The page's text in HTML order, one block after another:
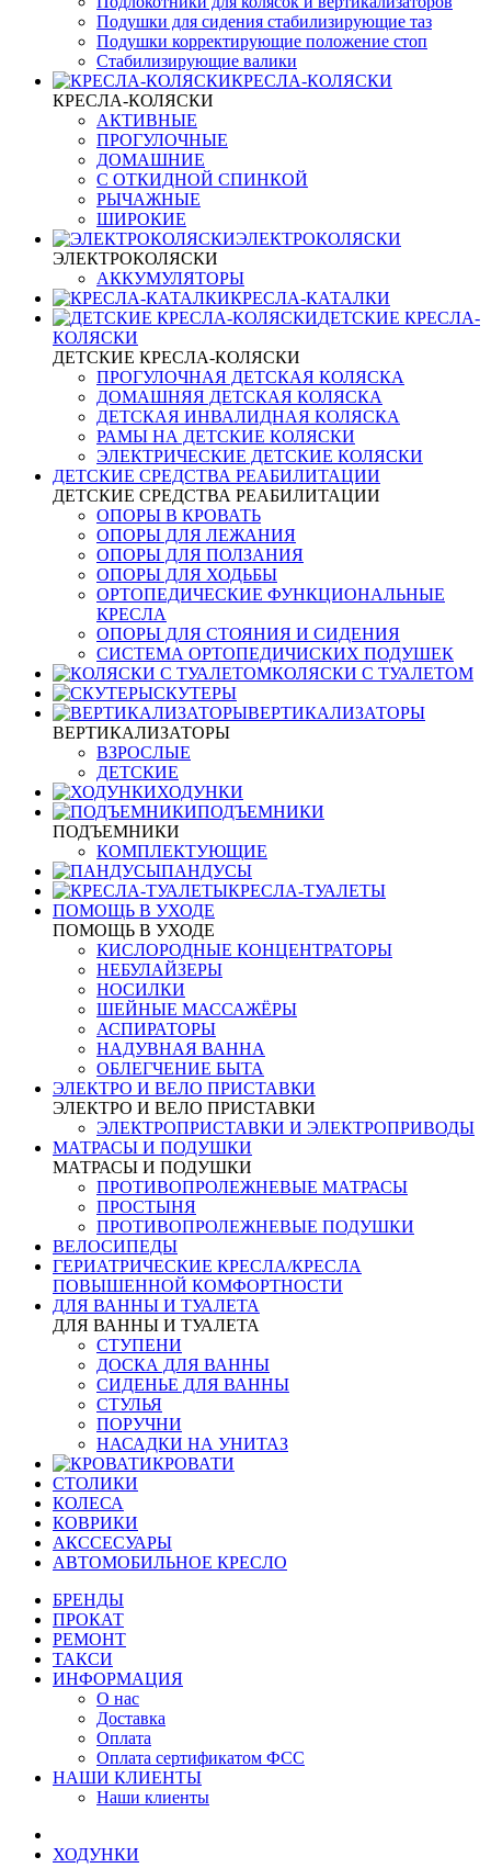
Подушки для сидения стабилизирующие таз
Подушки корректирующие положение стоп
Стабилизирующие валики
КРЕСЛА-КОЛЯСКИ
КРЕСЛА-КОЛЯСКИ
АКТИВНЫЕ
ПРОГУЛОЧНЫЕ
ДОМАШНИЕ
С ОТКИДНОЙ СПИНКОЙ
РЫЧАЖНЫЕ
ШИРОКИЕ
ЭЛЕКТРОКОЛЯСКИ
ЭЛЕКТРОКОЛЯСКИ
АККУМУЛЯТОРЫ
КРЕСЛА-КАТАЛКИ
ДЕТСКИЕ КРЕСЛА-
КОЛЯСКИ
ДЕТСКИЕ КРЕСЛА-КОЛЯСКИ
ПРОГУЛОЧНАЯ ДЕТСКАЯ КОЛЯСКА
ДОМАШНЯЯ ДЕТСКАЯ КОЛЯСКА
ДЕТСКАЯ ИНВАЛИДНАЯ КОЛЯСКА
РАМЫ НА ДЕТСКИЕ КОЛЯСКИ
ЭЛЕКТРИЧЕСКИЕ ДЕТСКИЕ КОЛЯСКИ
ДЕТСКИЕ СРЕДСТВА РЕАБИЛИТАЦИИ
ДЕТСКИЕ СРЕДСТВА РЕАБИЛИТАЦИИ
ОПОРЫ В КРОВАТЬ
ОПОРЫ ДЛЯ ЛЕЖАНИЯ
ОПОРЫ ДЛЯ ПОЛЗАНИЯ
ОПОРЫ ДЛЯ ХОДЬБЫ
ОРТОПЕДИЧЕСКИЕ ФУНКЦИОНАЛЬНЫЕ
КРЕСЛА
ОПОРЫ ДЛЯ СТОЯНИЯ И СИДЕНИЯ
СИСТЕМА ОРТОПЕДИЧИСКИХ ПОДУШЕК
КОЛЯСКИ С ТУАЛЕТОМ
СКУТЕРЫ
ВЕРТИКАЛИЗАТОРЫ
ВЕРТИКАЛИЗАТОРЫ
ВЗРОСЛЫЕ
ДЕТСКИЕ
ХОДУНКИ
ПОДЪЕМНИКИ
ПОДЪЕМНИКИ
КОМПЛЕКТУЮЩИЕ
ПАНДУСЫ
КРЕСЛА-ТУАЛЕТЫ
ПОМОЩЬ В УХОДЕ
ПОМОЩЬ В УХОДЕ
КИСЛОРОДНЫЕ КОНЦЕНТРАТОРЫ
НЕБУЛАЙЗЕРЫ
НОСИЛКИ
ШЕЙНЫЕ МАССАЖЁРЫ
АСПИРАТОРЫ
НАДУВНАЯ ВАННА
ОБЛЕГЧЕНИЕ БЫТА
ЭЛЕКТРО И ВЕЛО ПРИСТАВКИ
ЭЛЕКТРО И ВЕЛО ПРИСТАВКИ
ЭЛЕКТРОПРИСТАВКИ И ЭЛЕКТРОПРИВОДЫ
МАТРАСЫ И ПОДУШКИ
МАТРАСЫ И ПОДУШКИ
ПРОТИВОПРОЛЕЖНЕВЫЕ МАТРАСЫ
ПРОСТЫНЯ
ПРОТИВОПРОЛЕЖНЕВЫЕ ПОДУШКИ
ВЕЛОСИПЕДЫ
ГЕРИАТРИЧЕСКИЕ КРЕСЛА/КРЕСЛА
ПОВЫШЕННОЙ КОМФОРТНОСТИ
ДЛЯ ВАННЫ И ТУАЛЕТА
ДЛЯ ВАННЫ И ТУАЛЕТА
СТУПЕНИ
ДОСКА ДЛЯ ВАННЫ
СИДЕНЬЕ ДЛЯ ВАННЫ
СТУЛЬЯ
ПОРУЧНИ
НАСАДКИ НА УНИТАЗ
КРОВАТИ
СТОЛИКИ
КОЛЕСА
КОВРИКИ
АКССЕСУАРЫ
АВТОМОБИЛЬНОЕ КРЕСЛО
БРЕНДЫ
ПРОКАТ
РЕМОНТ
ТАКСИ
ИНФОРМАЦИЯ
О нас
Доставка
Оплата
Оплата сертификатом ФСС
НАШИ КЛИЕНТЫ
Наши клиенты
ХОДУНКИ